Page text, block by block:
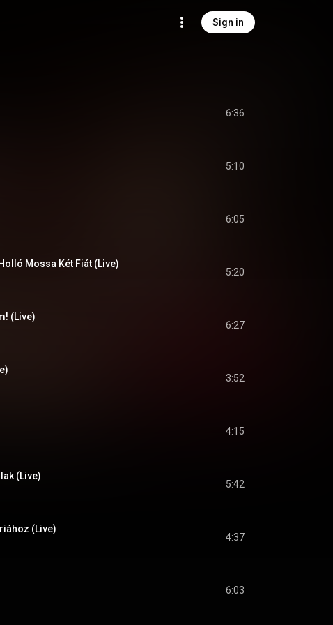
Sign in
6:36
5:10
6:05
Mossa Két Fiát (Live)
5:20
(Live)
6:27
3:52
4:15
(Live)
5:42
(Live)
4:37
6:03